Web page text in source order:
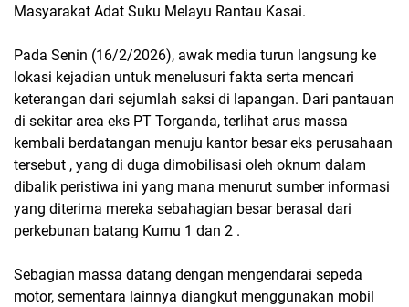
Masyarakat Adat Suku Melayu Rantau Kasai.
‎Pada Senin (16/2/2026), awak media turun langsung ke
lokasi kejadian untuk menelusuri fakta serta mencari
keterangan dari sejumlah saksi di lapangan. Dari pantauan
di sekitar area eks PT Torganda, terlihat arus massa
kembali berdatangan menuju kantor besar eks perusahaan
tersebut , yang di duga dimobilisasi oleh oknum dalam
dibalik peristiwa ini yang mana menurut sumber informasi
yang diterima mereka sebahagian besar berasal dari
perkebunan batang Kumu 1 dan 2 .
‎Sebagian massa datang dengan mengendarai sepeda
motor, sementara lainnya diangkut menggunakan mobil